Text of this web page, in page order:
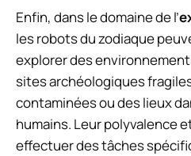
Enfin, dans le domaine de l’
les robots du zodiaque
explorer des
sites archéologiques
contaminées ou des lieux
humains. Leur polyvalence
effectuer des tâches